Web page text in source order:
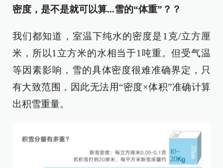
密度，是不是就可以算...雪的“体重”？？
我们都知道，室温下纯水的密度是1克/立方厘
米，所以1立方米的水相当于1吨重。但受气温
等因素影响，雪的具体密度很难准确界定，只
有大致范围，因此无法用“密度×体积”准确计算
出积雪重量。